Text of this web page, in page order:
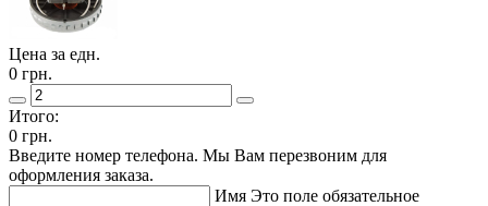
Цена за едн.
0 грн.
Итого:
0 грн.
Введите номер телефона. Мы Вам перезвоним для
оформления заказа.
Имя Это поле обязательное